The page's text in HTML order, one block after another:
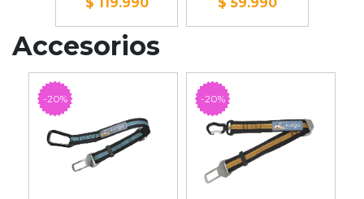
Accesorios
-20% -20%